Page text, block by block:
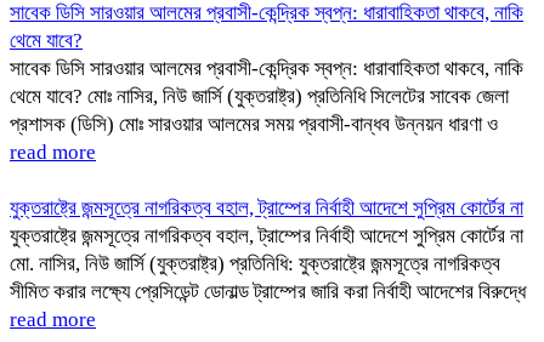
সাবেক ডিসি সারওয়ার আলমের প্রবাসী-কেন্দ্রিক স্বপ্ন: ধারাবাহিকতা থাকবে, নাকি
থেমে যাবে?
সাবেক ডিসি সারওয়ার আলমের প্রবাসী-কেন্দ্রিক স্বপ্ন: ধারাবাহিকতা থাকবে, নাকি
থেমে যাবে? মোঃ নাসির, নিউ জার্সি (যুক্তরাষ্ট্র) প্রতিনিধি সিলেটের সাবেক জেলা
প্রশাসক (ডিসি) মোঃ সারওয়ার আলমের সময় প্রবাসী-বান্ধব উন্নয়ন ধারণা ও
read more
যুক্তরাষ্ট্রে জন্মসূত্রে নাগরিকত্ব বহাল, ট্রাম্পের নির্বাহী আদেশে সুপ্রিম কোর্টের না
যুক্তরাষ্ট্রে জন্মসূত্রে নাগরিকত্ব বহাল, ট্রাম্পের নির্বাহী আদেশে সুপ্রিম কোর্টের না
মো. নাসির, নিউ জার্সি (যুক্তরাষ্ট্র) প্রতিনিধি: যুক্তরাষ্ট্রে জন্মসূত্রে নাগরিকত্ব
সীমিত করার লক্ষ্যে প্রেসিডেন্ট ডোনাল্ড ট্রাম্পের জারি করা নির্বাহী আদেশের বিরুদ্ধে
read more